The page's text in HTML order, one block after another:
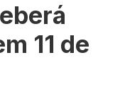
11 de